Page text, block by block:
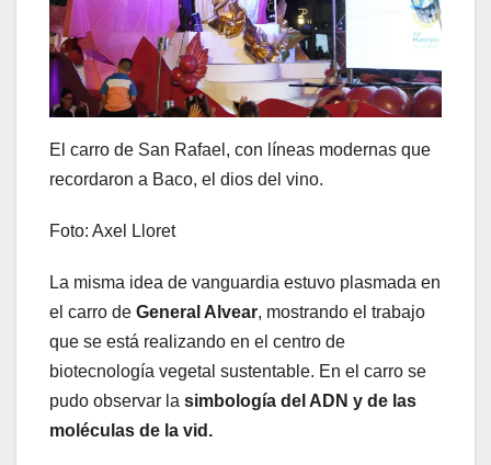
El carro de San Rafael, con líneas modernas que
recordaron a Baco, el dios del vino.
Foto: Axel Lloret
La misma idea de vanguardia estuvo plasmada en
el carro de General Alvear, mostrando el trabajo
que se está realizando en el centro de
biotecnología vegetal sustentable. En el carro se
pudo observar la simbología del ADN y de las
moléculas de la vid.